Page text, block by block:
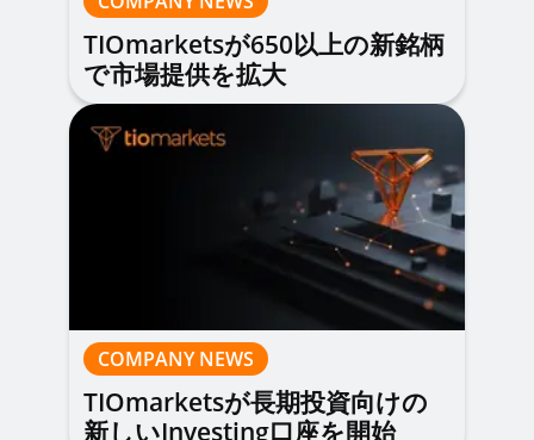
TIOmarketsが650以上の新銘柄
で市場提供を拡大
COMPANY NEWS
TIOmarketsが長期投資向けの
新しいInvesting口座を開始